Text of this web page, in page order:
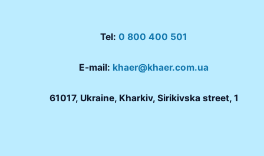
Tel: 0 800 400 501
E-mail: khaer@khaer.com.ua
61017, Ukraine, Kharkiv, Sirikivska street, 1